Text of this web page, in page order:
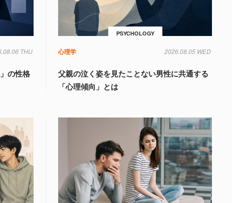
THU
の性格
PSYCHOLOGY
心理学 2026.08.05 WED
父親の泣く姿を見たことない男性に共通する
「心理傾向」とは